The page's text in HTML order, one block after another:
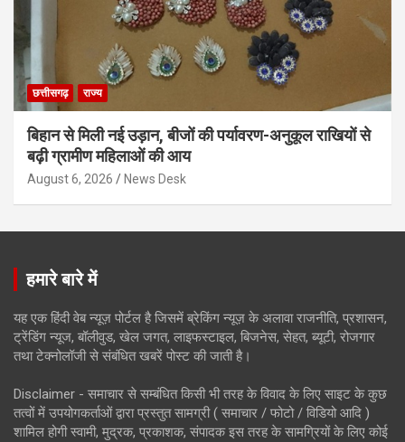
छत्तीसगढ़ राज्य
बिहान से मिली नई उड़ान, बीजों की पर्यावरण-अनुकूल राखियों से
बढ़ी ग्रामीण महिलाओं की आय
August 6, 2026 News Desk
हमारे बारे में
यह एक हिंदी वेब न्यूज़ पोर्टल है जिसमें ब्रेकिंग न्यूज़ के अलावा राजनीति, प्रशासन,
ट्रेंडिंग न्यूज, बॉलीवुड, खेल जगत, लाइफस्टाइल, बिजनेस, सेहत, ब्यूटी, रोजगार
तथा टेक्नोलॉजी से संबंधित खबरें पोस्ट की जाती है।
Disclaimer - समाचार से सम्बंधित किसी भी तरह के विवाद के लिए साइट के कुछ
तत्वों में उपयोगकर्ताओं द्वारा प्रस्तुत सामग्री ( समाचार / फोटो / विडियो आदि )
शामिल होगी स्वामी, मुद्रक, प्रकाशक, संपादक इस तरह के सामग्रियों के लिए कोई